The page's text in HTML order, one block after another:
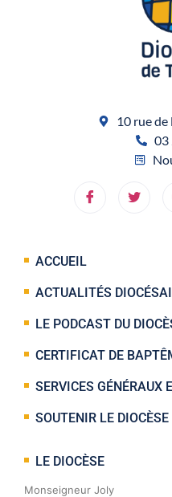
10 rue
03
ACCUEIL
ACTUALITÉS
LE PODCAST DU
CERTIFICAT DE
SERVICES GÉNÉRAUX
SOUTENIR LE DIOCÈSE
LE DIOCÈSE
Monseigneur Joly